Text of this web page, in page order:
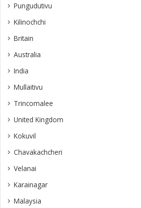
Pungudutivu
Kilinochchi
Britain
Australia
India
Mullaitivu
Trincomalee
United Kingdom
Kokuvil
Chavakachcheri
Velanai
Karainagar
Malaysia